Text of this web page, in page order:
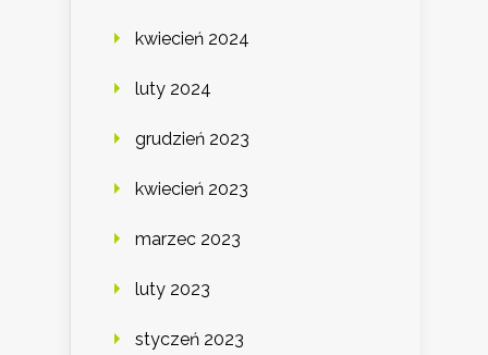
kwiecień 2024
luty 2024
grudzień 2023
kwiecień 2023
marzec 2023
luty 2023
styczeń 2023